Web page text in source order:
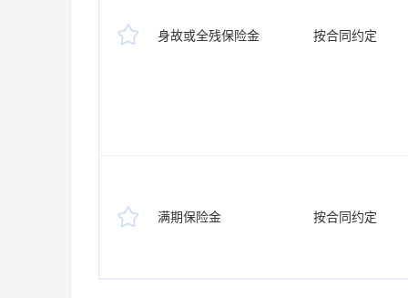
 身故或全残保险金 按合同约定
 满期保险金 按合同约定